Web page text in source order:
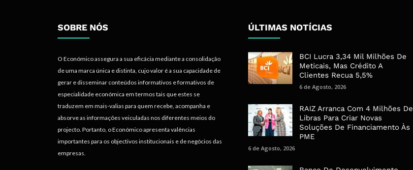
SOBRE NÓS
O Económico assegura a sua eficácia mediante a consolidação
de uma marca única e distinta, cujo valor é a sua capacidade de
gerar e disseminar conteúdos informativos e formativos de
especialidade económica em termos tais que estes se
traduzem em mais-valias para quem recebe, acompanha e
absorve as informações veiculadas nos diferentes meios do
projecto. Portanto, o Económico apresenta valências
importantes para os objectivos institucionais e de negócios das
empresas.
ÚLTIMAS NOTÍCIAS
BCI Lucra 3,34 Mil Milhões De
Meticais, Mas Crédito A
Clientes Recua 5,5%
6 de Agosto, 2026
RAIZ Arranca Com 4 Milhões De
Libras Para Criar Novas
Soluções De Financiamento Às
PME
6 de Agosto, 2026